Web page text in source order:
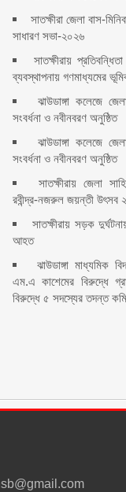
সাতক্ষীরা জেলা বাস-
সাধারণ সভা-২০২৬
সাতক্ষীরায়
ব্যবস্থাপনায় গণমাধ্যমের
ঝাউডাঙ্গা কলেজে
সংবর্ধনা ও নবীনবরণ অনুষ্ঠিত
ঝাউডাঙ্গা কলেজে
সংবর্ধনা ও নবীনবরণ অনুষ্ঠিত
সাতক্ষীরায় জেলা
রবীন্দ্র-নজরুল জয়ন্তী উৎসব
সাতক্ষীরায় সড়ক
আহত
ঝাউডাঙ্গা মাধ্যমিক
এম.এ কাশেমের বিরুদ্ধে
বিরুদ্ধে ৫ সদস্যের তদন্ত